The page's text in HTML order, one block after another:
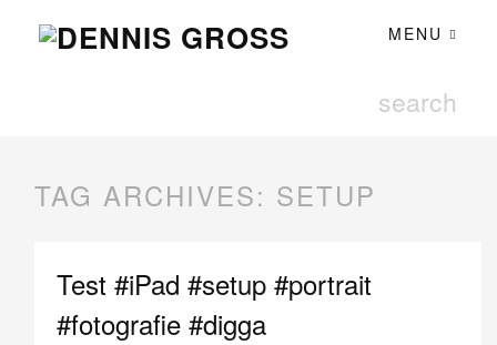
MENU
TAG ARCHIVES: SETUP
Test #iPad #setup #portrait
#fotografie #digga